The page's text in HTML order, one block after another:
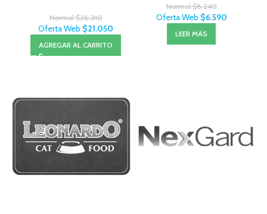
Normal$26.310
Oferta Web $21.050
AGREGAR AL CARRITO
Normal$8.240
Oferta Web $6.590
LEER MÁS